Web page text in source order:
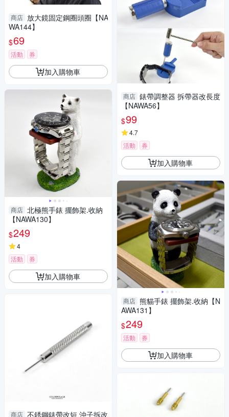
商店 放大鏡固定鋼圈頭圈【NA
WA144】
$69
活動 券
加入購物車
商店 北極熊手錶 擺飾架.收納
【NAWA130】
$249
4
活動
券
加入購物車
商店 不銹鋼錶帶改短 沖子拆改
商店 錶帶調整器 拆帶器改長度
【NAWA56】
$99
4.7
活動
券
加入購物車
商店 熊貓手錶 擺飾架.收納【N
AWA131】
$249
活動 券
加入購物車